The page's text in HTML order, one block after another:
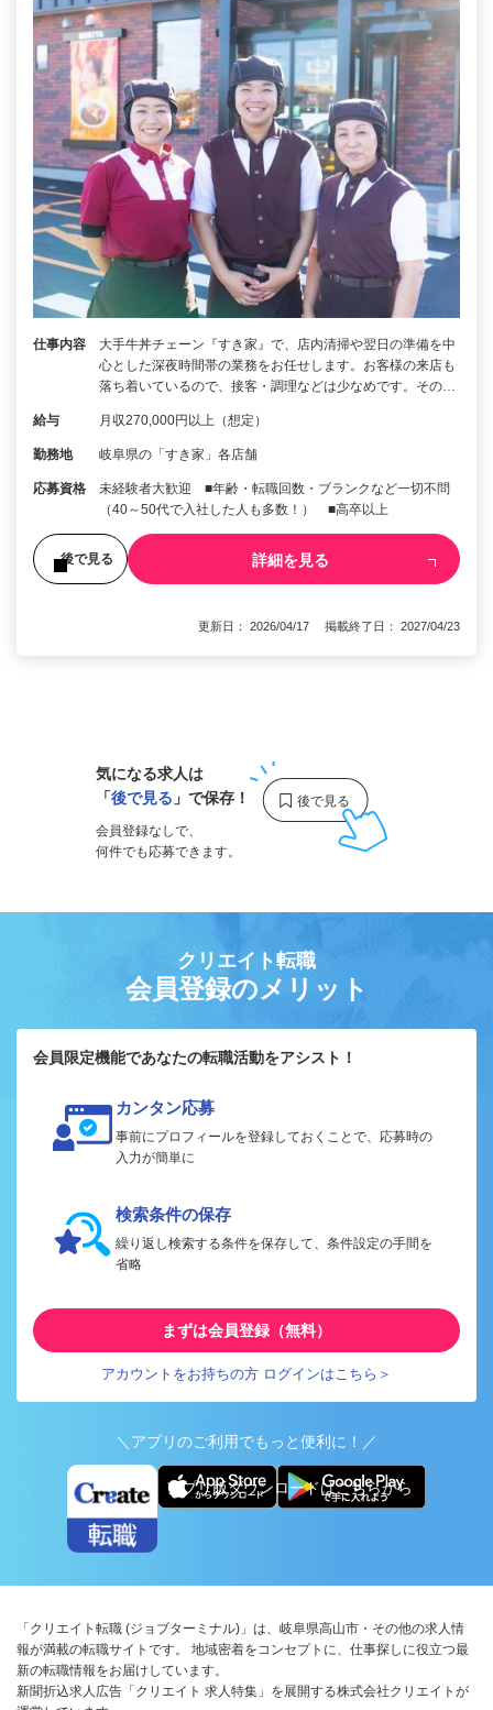
仕事内容
大手牛丼チェーン『すき家』で、店内清掃や翌日の準備を中
心とした深夜時間帯の業務をお任せします。お客様の来店も
落ち着いているので、接客・調理などは少なめです。その…
給与 月収270,000円以上（想定）
勤務地 岐阜県の「すき家」各店舗
応募資格
未経験者大歓迎 ■年齢・転職回数・ブランクなど一切不問
（40～50代で入社した人も多数！） ■高卒以上
後で見る 詳細を見る
更新日： 2026/04/17 掲載終了日： 2027/04/23
気になる求人は
「後で見る 」で保存！
会員登録なしで、
何件でも応募できます。
クリエイト転職
会員登録のメリット
会員限定機能であなたの転職活動をアシスト！
カンタン応募
事前にプロフィールを登録しておくことで、応募時の
入力が簡単に
検索条件の保存
繰り返し検索する条件を保存して、条件設定の手間を
省略
まずは会員登録（無料）
アカウントをお持ちの方 ログインはこちら＞
＼アプリのご利用でもっと便利に！／
アプリ版ダウンロードはこちらから
「クリエイト転職 (ジョブターミナル)」は、岐阜県高山市・その他の求人情
報が満載の転職サイトです。 地域密着をコンセプトに、仕事探しに役立つ最
新の転職情報をお届けしています。
新聞折込求人広告「クリエイト 求人特集」を展開する株式会社クリエイトが